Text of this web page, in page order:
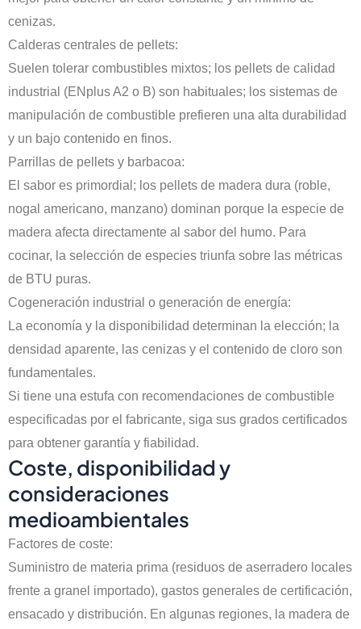
cenizas.
Calderas centrales de pellets:
Suelen tolerar combustibles mixtos; los pellets de calidad
industrial (ENplus A2 o B) son habituales; los sistemas de
manipulación de combustible prefieren una alta durabilidad
y un bajo contenido en finos.
Parrillas de pellets y barbacoa:
El sabor es primordial; los pellets de madera dura (roble,
nogal americano, manzano) dominan porque la especie de
madera afecta directamente al sabor del humo. Para
cocinar, la selección de especies triunfa sobre las métricas
de BTU puras.
Cogeneración industrial o generación de energía:
La economía y la disponibilidad determinan la elección; la
densidad aparente, las cenizas y el contenido de cloro son
fundamentales.
Si tiene una estufa con recomendaciones de combustible
especificadas por el fabricante, siga sus grados certificados
para obtener garantía y fiabilidad.
Coste, disponibilidad y
consideraciones
medioambientales
Factores de coste:
Suministro de materia prima (residuos de aserradero locales
frente a granel importado), gastos generales de certificación,
ensacado y distribución. En algunas regiones, la madera de